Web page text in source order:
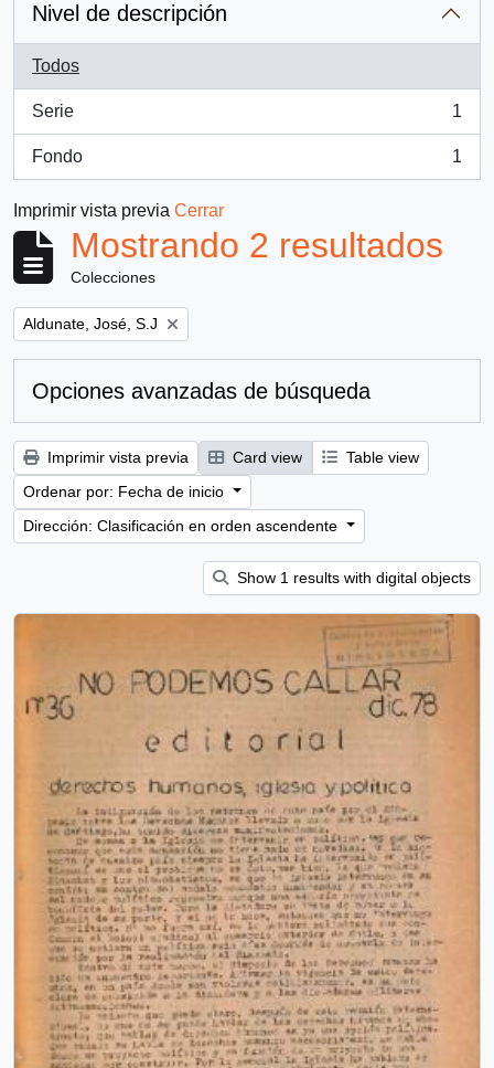
Nivel de descripción
Todos
Serie
, 1 resultados
1
Fondo
, 1 resultados
1
Imprimir vista previa Cerrar
Mostrando 2 resultados
Colecciones
Remove filter:
Aldunate, José, S.J
Opciones avanzadas de búsqueda
Imprimir vista previa Card view
Table view
Ordenar por: Fecha de inicio
Dirección: Clasificación en orden ascendente
Show 1 results with digital objects